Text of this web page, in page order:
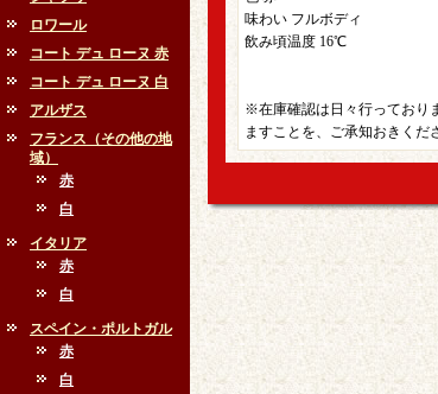
ロワール
コート デュ ローヌ 赤
コート デュ ローヌ 白
アルザス
フランス（その他の地
域）
赤
白
イタリア
赤
白
スペイン・ポルトガル
赤
白
味わい フルボディ
飲み頃温度 16℃
※在庫確認は日々行っており
ますことを、ご承知おきくだ